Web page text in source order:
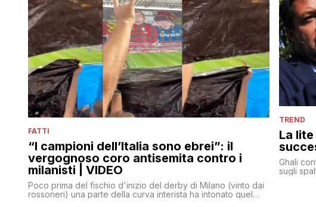
FATTI
“I campioni dell’Italia sono ebrei”: il
vergognoso coro antisemita contro i
milanisti | VIDEO
Poco prima del fischio d'inizio del derby di Milano (vinto dai
rossoneri) una parte della curva interista ha intonato quel
TREND
La
Ghali
sugli